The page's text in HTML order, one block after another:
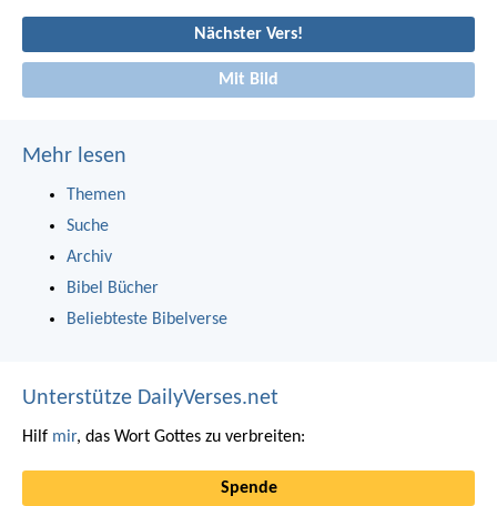
Nächster Vers!
Mit Bild
Mehr lesen
Themen
Suche
Archiv
Bibel Bücher
Beliebteste Bibelverse
Unterstütze DailyVerses.net
Hilf mir, das Wort Gottes zu verbreiten:
Spende